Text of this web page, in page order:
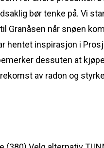
bør tenke på. Vi
Granåsen når snøen
hentet inspirasjon i
dessuten at
av radon og